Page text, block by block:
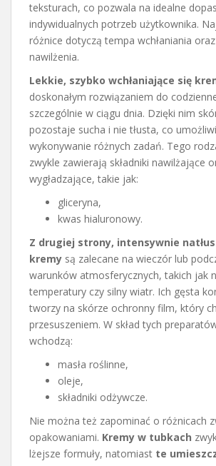
teksturach, co pozwala na idealne
indywidualnych potrzeb użytkownika.
różnice dotyczą tempa wchłaniania
nawilżenia.
Lekkie, szybko wchłaniające się
doskonałym rozwiązaniem do
szczególnie w ciągu dnia. Dzięki nim
pozostaje sucha i nie tłusta, co
wykonywanie różnych zadań. Tego
zwykle zawierają składniki nawilżające
wygładzające, takie jak:
gliceryna,
kwas hialuronowy.
Z drugiej strony, intensywnie
kremy są zalecane na wieczór lub
warunków atmosferycznych, takich jak
temperatury czy silny wiatr. Ich gęsta
tworzy na skórze ochronny film, który
przesuszeniem. W skład tych
wchodzą:
masła roślinne,
oleje,
składniki odżywcze.
Nie można też zapominać o różnicach
opakowaniami. Kremy w tubkach
lżejsze formuły, natomiast te